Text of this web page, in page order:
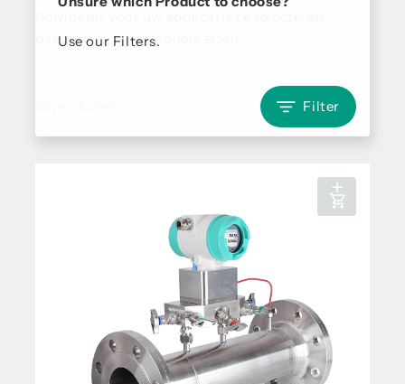
passend bij u individuele eisen.
Use our Filters.
Filter